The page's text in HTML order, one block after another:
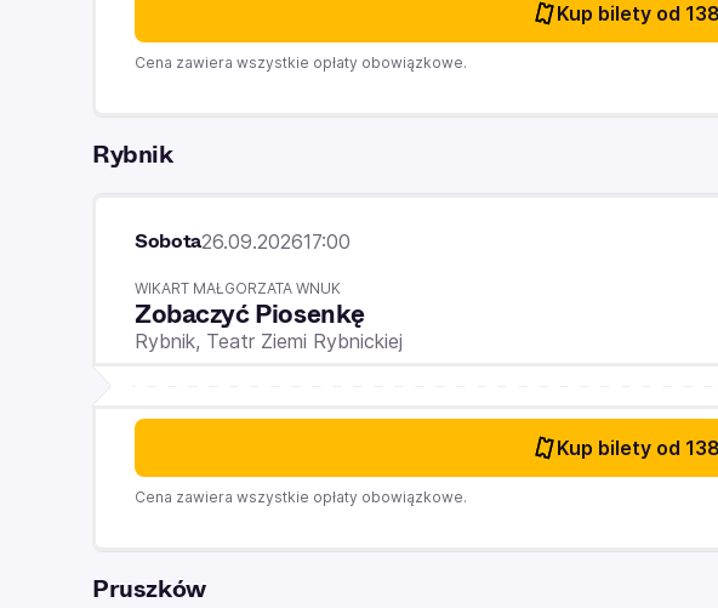
Kup bilety od
Cena zawiera wszystkie opłaty obowiązkowe.
Rybnik
Sobota26.09.202617:00
WIKART MAŁGORZATA WNUK
Zobaczyć Piosenkę
Rybnik, Teatr Ziemi Rybnickiej
Kup bilety od
Cena zawiera wszystkie opłaty obowiązkowe.
Pruszków